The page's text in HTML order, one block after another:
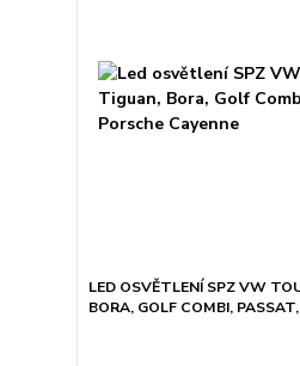
LED OSVĚTLENÍ SPZ VW
BORA, GOLF COMBI,